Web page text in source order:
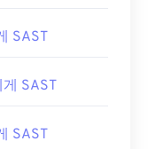
SAST
게 SAST
SAST